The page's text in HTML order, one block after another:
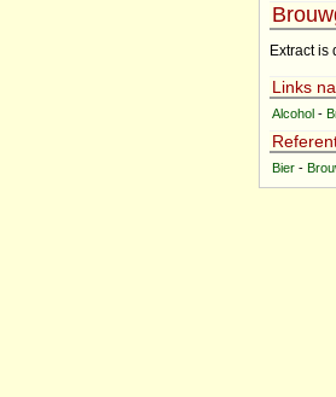
Extract is
Links
Alcohol -
Bier -